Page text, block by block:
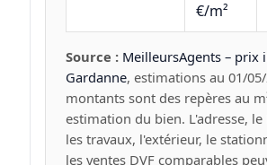
€/m²
Source : MeilleursAgents – prix
Gardanne, estimations au 01/05/
montants sont des repères au
estimation du bien. L'adresse, le
les travaux, l'extérieur, le
les ventes DVF comparables